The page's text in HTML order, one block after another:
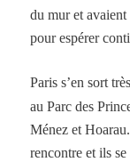
du mur et
pour espérer
Paris s’en sort
au Parc des
Ménez et
rencontre et ils se